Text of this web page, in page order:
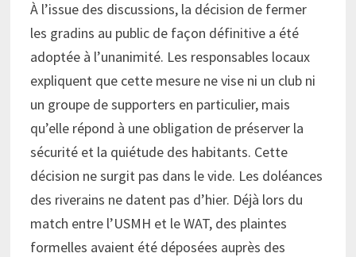
À l’issue des discussions, la décision de fermer
les gradins au public de façon définitive a été
adoptée à l’unanimité. Les responsables locaux
expliquent que cette mesure ne vise ni un club ni
un groupe de supporters en particulier, mais
qu’elle répond à une obligation de préserver la
sécurité et la quiétude des habitants. Cette
décision ne surgit pas dans le vide. Les doléances
des riverains ne datent pas d’hier. Déjà lors du
match entre l’USMH et le WAT, des plaintes
formelles avaient été déposées auprès des